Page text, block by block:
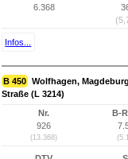
6.368
Infos...
B 450 Wolfhagen,
Straße (L 3214)
Nr.
926
(13.368)
B-